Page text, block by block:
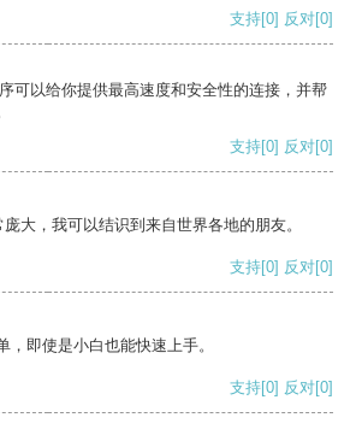
支持[0] 反对[0]
可以给你提供最高速度和安全性的连接，并帮
支持[0] 反对[0]
大，我可以结识到来自世界各地的朋友。
支持[0] 反对[0]
，即使是小白也能快速上手。
支持[0] 反对[0]